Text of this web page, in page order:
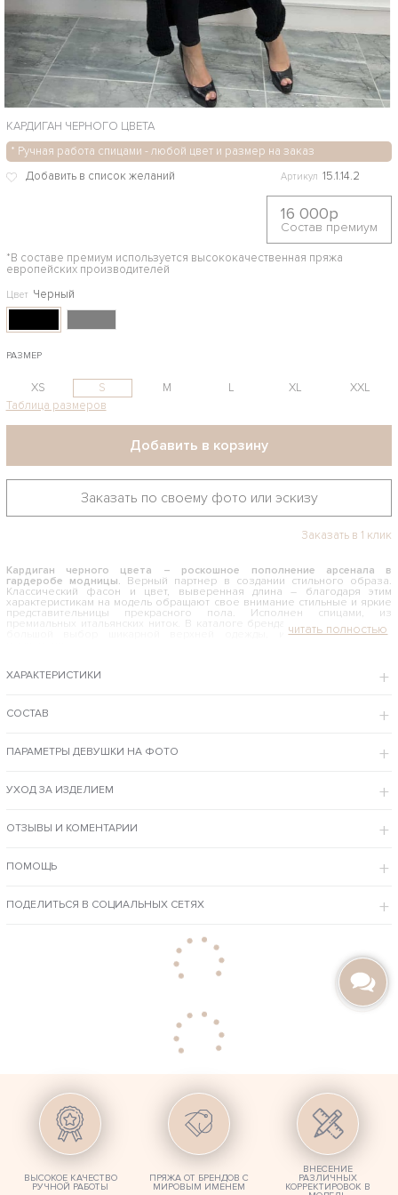
КАРДИГАН ЧЕРНОГО ЦВЕТА
* Ручная работа спицами - любой цвет и размер на заказ
Артикул 15.1.14.2
16 000р
Состав премиум
*В составе премиум используется высококачественная пряжа
европейских производителей
Цвет Черный
РАЗМЕР
XS S M L XL
XXL
Таблица размеров
Добавить в корзину
Заказать по своему фото или эскизу
Заказать в 1 клик
Кардиган черного цвета – роскошное пополнение арсенала в
гардеробе модницы. Верный партнер в создании стильного образа.
Классический фасон и цвет, выверенная длина – благодаря этим
характеристикам на модель обращают свое внимание стильные и яркие
представительницы прекрасного пола. Исполнен спицами, из
премиальных итальянских ниток. В каталоге бренда Shapar Вы найдете
большой выбор шикарной верхней одежды, и данная вещь не
джинсами и удобными туниками – хороший вариант для прогулок по
городу. Для элегантного образа стоит выбрать связанное трикотажное
для сногсшибательного выхода.
бренда в Москве или Вы можете заказать изделие с доставкой курьером в
интернет-магазине одежды ShaparBrand.ru.
Выполнен вручную, простой вязкой без узоров, с объемными
Свободный фасон подходит для девушек любой комплекции.
При желании талию можно подчеркнуть поясом – вяжем на заказ.
Цена на эксклюзивные вещи ручной работы отвечает премиум качеству.
ХАРАКТЕРИСТИКИ
СОСТАВ
ПАРАМЕТРЫ ДЕВУШКИ НА ФОТО
УХОД ЗА ИЗДЕЛИЕМ
ОТЗЫВЫ И КОМЕНТАРИИ
ПОМОЩЬ
ПОДЕЛИТЬСЯ В СОЦИАЛЬНЫХ СЕТЯХ
ВЫСОКОЕ КАЧЕСТВО
РУЧНОЙ РАБОТЫ
ПРЯЖА ОТ БРЕНДОВ С
МИРОВЫМ ИМЕНЕМ
ВНЕСЕНИЕ
РАЗЛИЧНЫХ
КОРРЕКТИРОВОК В